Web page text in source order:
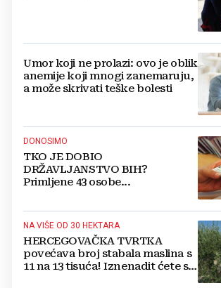
Umor koji ne prolazi: ovo je oblik
anemije koji mnogi zanemaruju,
a može skrivati teške bolesti
DONOSIMO
TKO JE DOBIO
DRŽAVLJANSTVO BIH?
Primljene 43 osobe...
NA VIŠE OD 30 HEKTARA
HERCEGOVAČKA TVRTKA
povećava broj stabala maslina s
11 na 13 tisuća! Iznenadit ćete se